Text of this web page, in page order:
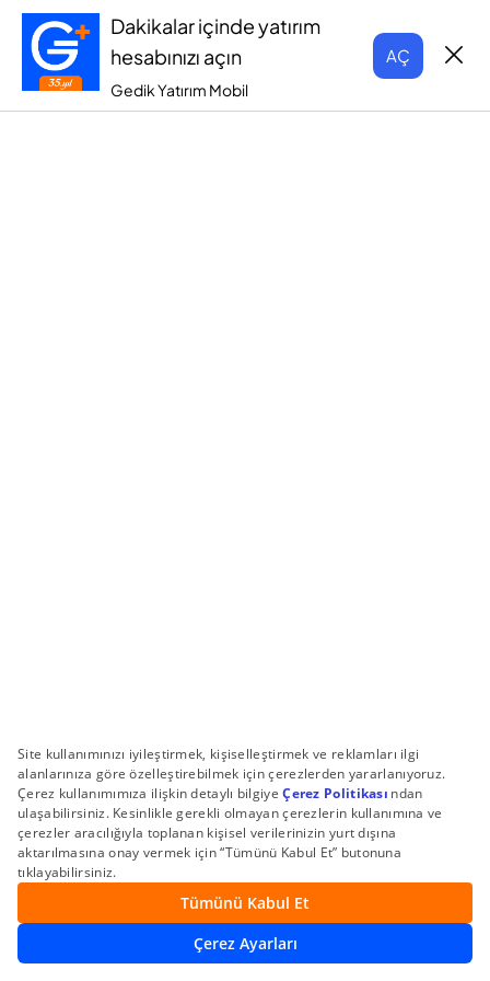
Dakikalar içinde yatırım
hesabınızı açın
Gedik Yatırım Mobil
AÇ